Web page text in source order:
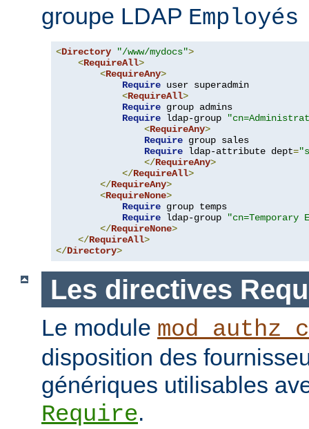
groupe LDAP
<Directory "/www/mydocs">
<RequireAll>
<RequireAny>
Require user superadmin
<RequireAll>
Require group admins
Require ldap-group
<RequireAny>
Require group sales
Require ldap-attribute dept=
</RequireAny>
</RequireAll>
</RequireAny>
<RequireNone>
Require group temps
Require ldap-group
"cn=Temporary
</RequireNone>
</RequireAll>
</Directory>
Les directives
Le module
disposition des
génériques utilisables
Require.